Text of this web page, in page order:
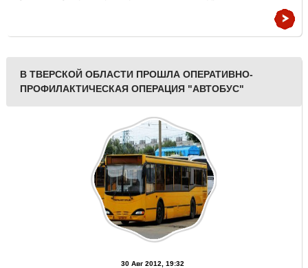
В ТВЕРСКОЙ ОБЛАСТИ ПРОШЛА ОПЕРАТИВНО-
ПРОФИЛАКТИЧЕСКАЯ ОПЕРАЦИЯ "АВТОБУС"
30 Авг 2012, 19:32